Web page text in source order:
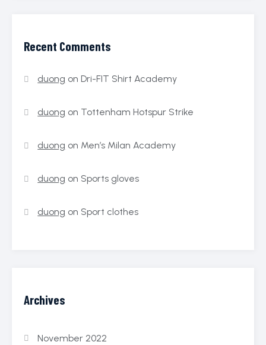
Recent Comments
duong onDri-FIT Shirt Academy
duong on Tottenham Hotspur Strike
duong on Men’s Milan Academy
duong on Sports gloves
duong on Sport clothes
Archives
November 2022